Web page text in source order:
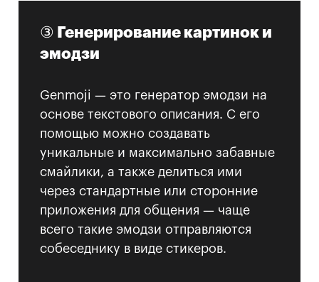
③ Генерирование картинок и
эмодзи
Genmoji — это генератор эмодзи на
основе текстового описания. С его
помощью можно создавать
уникальные и максимально забавные
смайлики, а также делиться ими
через стандартные или сторонние
приложения для общения — чаще
всего такие эмодзи отправляются
собеседнику в виде стикеров.